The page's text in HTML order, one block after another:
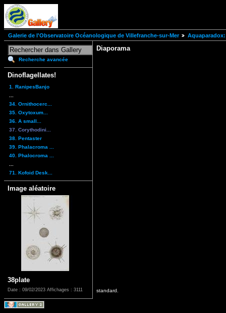
Galerie de l'Observatoire Océanologique de Villefranche-sur-Mer
Recherche avancée
Dinoflagellates!
1. RanipesBanjo
34. Ornithocerc...
35. Oxytoxum...
36. A small...
37. Corythodini...
38. Pentaster
39. Phalacroma ...
40. Phalocroma ...
71. Kofoid Desk...
Image aléatoire
38plate
Date : 09/02/2023 Affichages : 3111
Diaporama
standard.